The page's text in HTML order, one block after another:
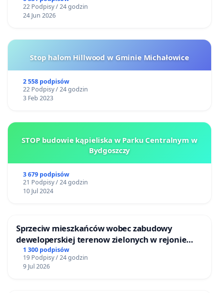
22 Podpisy / 24 godzin
24 Jun 2026
Stop halom Hillwood w Gminie Michałowice
2 558 podpisów
22 Podpisy / 24 godzin
3 Feb 2023
STOP budowie kąpieliska w Parku Centralnym w
Bydgoszczy
3 679 podpisów
21 Podpisy / 24 godzin
10 Jul 2024
Sprzeciw mieszkańców wobec zabudowy
deweloperskiej terenow zielonych w rejonie
Bulwarów Straceńskich w Bielsku-Białej
1 300 podpisów
19 Podpisy / 24 godzin
9 Jul 2026